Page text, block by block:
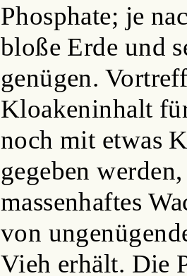
Phosphate; je
bloße Erde und
genügen.
Kloakeninhalt
noch mit etwas
gegeben
massenhaftes
von
Vieh erhält. Die